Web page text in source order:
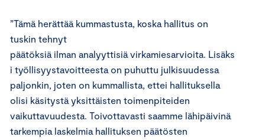
”Tämä herättää kummastusta, koska hallitus on
tuskin tehnyt
päätöksiä ilman analyyttisiä virkamiesarvioita. Lisäks
i työllisyystavoitteesta on puhuttu julkisuudessa
paljonkin, joten on kummallista, ettei hallituksella
olisi käsitystä yksittäisten toimenpiteiden
vaikuttavuudesta. Toivottavasti saamme lähipäivinä
tarkempia laskelmia hallituksen päätösten